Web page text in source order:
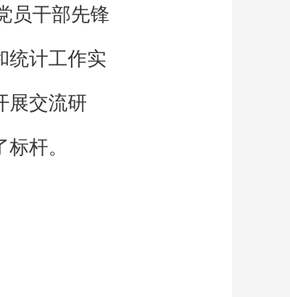
员干部先锋
统计工作实
展交流研
杆。